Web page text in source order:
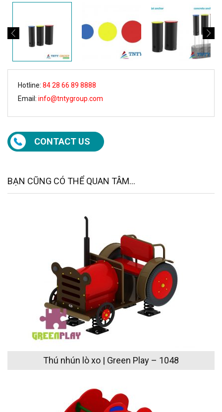
Hotline: 84 28 66 89 8888
Email: info@tntygroup.com
CONTACT US
BẠN CŨNG CÓ THỂ QUAN TÂM...
Thú nhún lò xo | Green Play – 1048